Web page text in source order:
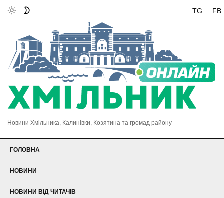
FB
TG
Новини Хмільника, Калинівки, Козятина та громад району
ГОЛОВНА
НОВИНИ
НОВИНИ ВІД ЧИТАЧІВ